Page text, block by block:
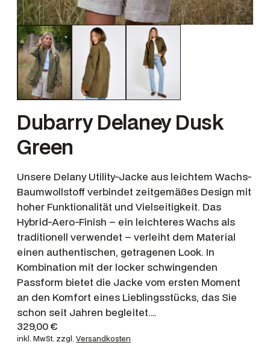
Dubarry Delaney Dusk
Green
Unsere Delany Utility-Jacke aus leichtem Wachs-
Baumwollstoff verbindet zeitgemäßes Design mit
hoher Funktionalität und Vielseitigkeit. Das
Hybrid-Aero-Finish – ein leichteres Wachs als
traditionell verwendet – verleiht dem Material
einen authentischen, getragenen Look. In
Kombination mit der locker schwingenden
Passform bietet die Jacke vom ersten Moment
an den Komfort eines Lieblingsstücks, das Sie
schon seit Jahren begleitet.…
329,00€
inkl. MwSt. zzgl. Versandkosten